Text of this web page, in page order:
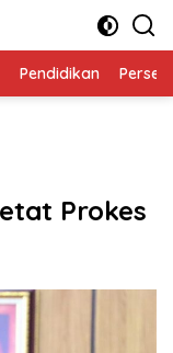
Pendidikan
Prokes